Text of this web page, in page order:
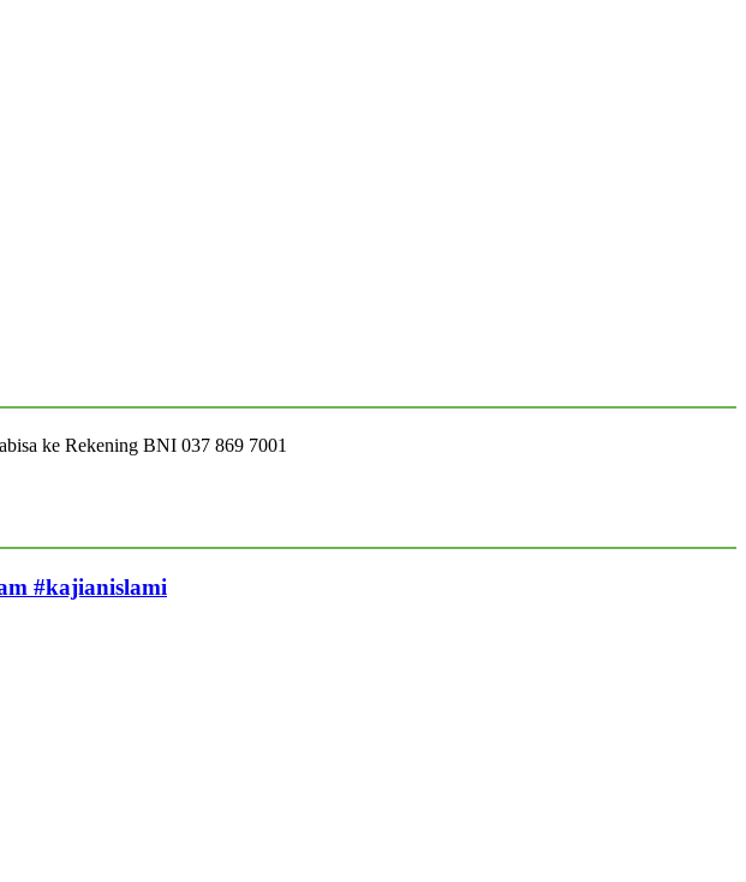
ke Rekening BNI 037 869 7001
#kajianislami